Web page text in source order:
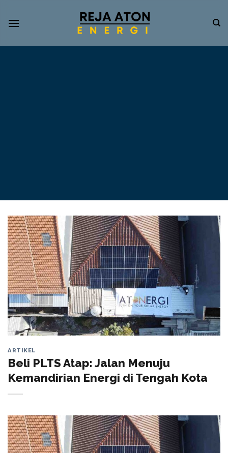
Informasi
ARTIKEL
Beli PLTS Atap: Jalan Menuju
Kemandirian Energi di Tengah Kota